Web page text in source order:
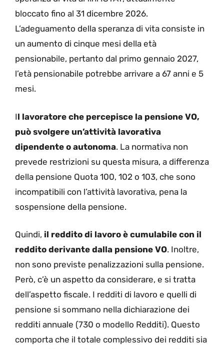
bloccato fino al 31 dicembre 2026.
L’adeguamento della speranza di vita consiste in
un aumento di cinque mesi della età
pensionabile, pertanto dal primo gennaio 2027,
l’età pensionabile potrebbe arrivare a 67 anni e 5
mesi.
Il lavoratore che percepisce la pensione VO,
può svolgere un’attività lavorativa
dipendente o autonoma. La normativa non
prevede restrizioni su questa misura, a differenza
della pensione Quota 100, 102 o 103, che sono
incompatibili con l’attività lavorativa, pena la
sospensione della pensione.
Quindi, il reddito di lavoro è cumulabile con il
reddito derivante dalla pensione VO. Inoltre,
non sono previste penalizzazioni sulla pensione.
Però, c’è un aspetto da considerare, e si tratta
dell’aspetto fiscale. I redditi di lavoro e quelli di
pensione si sommano nella dichiarazione dei
redditi annuale (730 o modello Redditi). Questo
comporta che il totale complessivo dei redditi sia